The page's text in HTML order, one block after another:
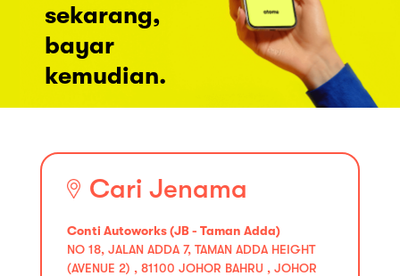
sekarang,
bayar
kemudian.
Cari Jenama
Conti Autoworks (JB - Taman Adda)
NO 18, JALAN ADDA 7, TAMAN ADDA HEIGHT
(AVENUE 2) , 81100 JOHOR BAHRU , JOHOR